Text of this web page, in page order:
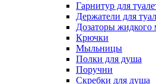
Гарнитур для
Держатели для
Дозаторы жидкого
Крючки
Мыльницы
Полки для душа
Поручни
Скребки для душа